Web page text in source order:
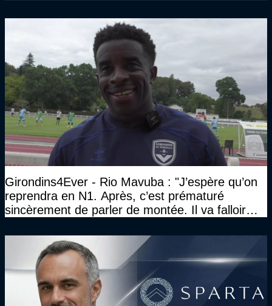
Girondins4Ever - Rio Mavuba : "J’espère qu’on
reprendra en N1. Après, c’est prématuré
sincèrement de parler de montée. Il va falloir